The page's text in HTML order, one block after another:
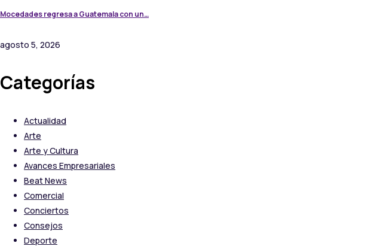
Mocedades regresa a Guatemala con un…
agosto 5, 2026
Categorías
Actualidad
Arte
Arte y Cultura
Avances Empresariales
Beat News
Comercial
Conciertos
Consejos
Deporte